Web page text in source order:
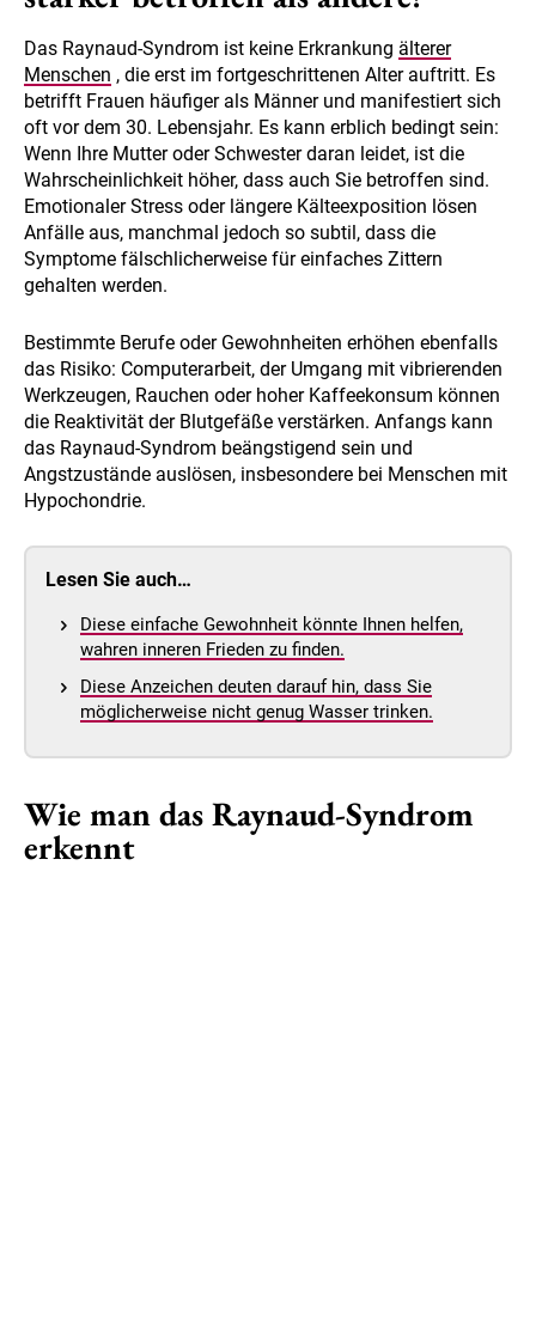
Das Raynaud-Syndrom ist keine Erkrankung älterer
Menschen , die erst im fortgeschrittenen Alter auftritt. Es
betrifft Frauen häufiger als Männer und manifestiert sich
oft vor dem 30. Lebensjahr. Es kann erblich bedingt sein:
Wenn Ihre Mutter oder Schwester daran leidet, ist die
Wahrscheinlichkeit höher, dass auch Sie betroffen sind.
Emotionaler Stress oder längere Kälteexposition lösen
Anfälle aus, manchmal jedoch so subtil, dass die
Symptome fälschlicherweise für einfaches Zittern
gehalten werden.
Bestimmte Berufe oder Gewohnheiten erhöhen ebenfalls
das Risiko: Computerarbeit, der Umgang mit vibrierenden
Werkzeugen, Rauchen oder hoher Kaffeekonsum können
die Reaktivität der Blutgefäße verstärken. Anfangs kann
das Raynaud-Syndrom beängstigend sein und
Angstzustände auslösen, insbesondere bei Menschen mit
Hypochondrie.
Lesen Sie auch…
Diese einfache Gewohnheit könnte Ihnen helfen,
wahren inneren Frieden zu finden.
Diese Anzeichen deuten darauf hin, dass Sie
möglicherweise nicht genug Wasser trinken.
Wie man das Raynaud-Syndrom
erkennt